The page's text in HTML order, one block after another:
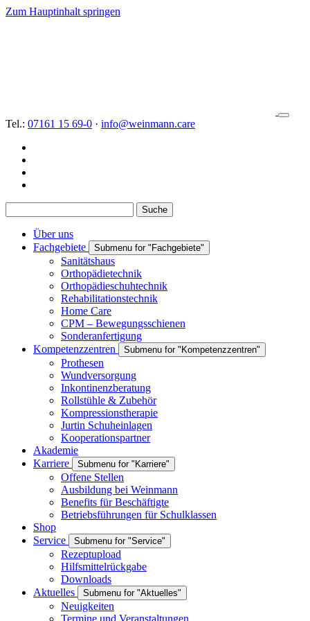
Zum Hauptinhalt springen
Tel.: 07161 15 69-0 · info@weinmann.care
Suche
Über uns
Fachgebiete
Submenu for "Fachgebiete"
Sanitätshaus
Orthopädietechnik
Orthopädieschuhtechnik
Rehabilitationstechnik
Home Care
CPM – Bewegungsschienen
Sonderanfertigung
Kompetenzzentren
Submenu for "Kompetenzzentren"
Prothesen
Wundversorgung
Inkontinenzberatung
Rollstühle & Zubehör
Kompressionstherapie
Jurtin Schuheinlagen
Kooperationspartner
Akademie
Karriere
Submenu for "Karriere"
Offene Stellen
Ausbildung bei Weinmann
Benefits für Beschäftigte
Betriebsführungen für Schulklassen
Shop
Service
Submenu for "Service"
Rezeptupload
Hilfsmittelrückgabe
Downloads
Aktuelles
Submenu for "Aktuelles"
Neuigkeiten
Termine und Veranstaltungen